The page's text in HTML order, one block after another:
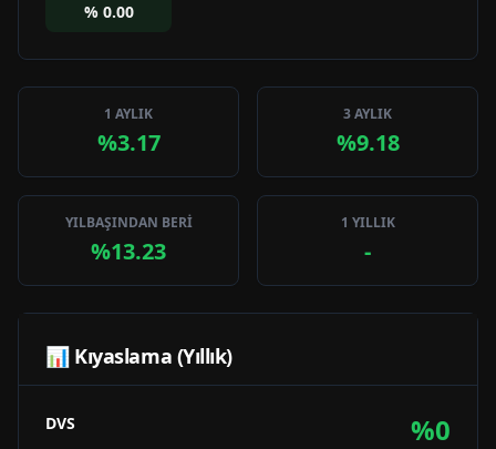
% 0.00
1 AYLIK
%3.17
3 AYLIK
%9.18
YILBAŞINDAN BERİ
%13.23
1 YILLIK
-
📊 Kıyaslama (Yıllık)
DVS %0